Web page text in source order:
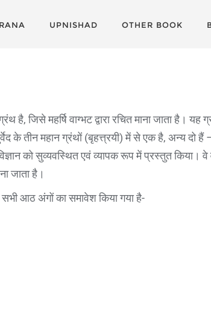
UPNISHAD OTHER BOOK
है, जिसे महर्षि वाग्भट द्वारा रचित माना जाता है।
के तीन महान ग्रंथों (बृहत्त्रयी) में से एक है, अन्य दो हैं
को सुव्यवस्थित एवं व्यापक रूप में प्रस्तुत
जाता है।
आठ अंगों का समावेश किया गया है-